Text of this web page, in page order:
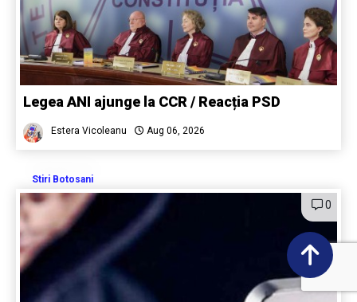
Legea ANI ajunge la CCR / Reacția PSD
Estera Vicoleanu Aug 06, 2026
Stiri Botosani
0